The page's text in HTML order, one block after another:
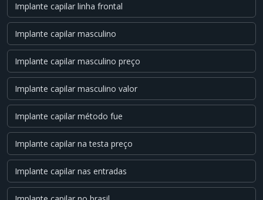
Implante capilar linha frontal
Implante capilar masculino
Implante capilar masculino preço
Implante capilar masculino valor
Implante capilar método fue
Implante capilar na testa preço
Implante capilar nas entradas